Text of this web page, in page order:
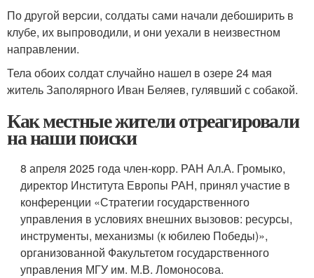
По другой версии, солдаты сами начали дебоширить в
клубе, их выпроводили, и они уехали в неизвестном
направлении.
Тела обоих солдат случайно нашел в озере 24 мая
житель Заполярного Иван Беляев, гулявший с собакой.
Как местные жители отреагировали
на наши поиски
8 апреля 2025 года член-корр. РАН Ал.А. Громыко,
директор Института Европы РАН, принял участие в
конференции «Стратегии государственного
управления в условиях внешних вызовов: ресурсы,
инструменты, механизмы (к юбилею Победы)»,
организованной Факультетом государственного
управления МГУ им. М.В. Ломоносова.